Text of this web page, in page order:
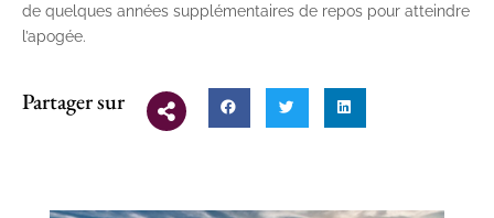
de quelques années supplémentaires de repos pour atteindre
l’apogée.
Partager sur